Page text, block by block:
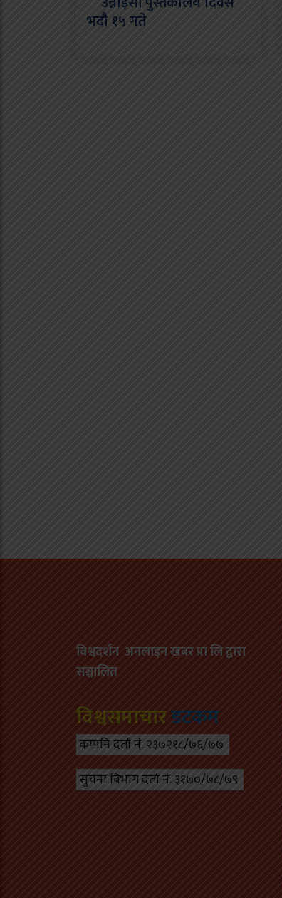
भदौ १५ गते
विश्वदर्शन अनलाइन खबर प्रा लि द्वारा
सञ्चालित
विश्वसमाचारडटकम
कम्पनि दर्ता नं. २३७२१८/७६/७७
सुचना बिभाग दर्ता नं. ३१७०/७८/७९